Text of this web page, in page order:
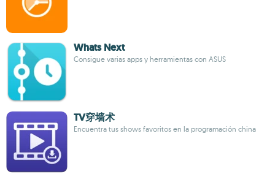
Whats Next
Consigue varias apps y herramientas con ASUS
TV穿墙术
Encuentra tus shows favoritos en la programación china